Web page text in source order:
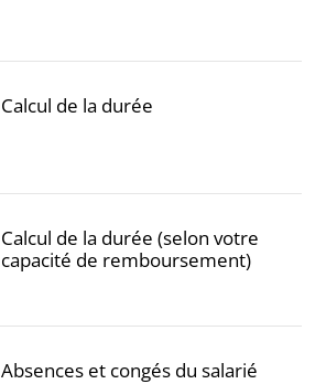
Calcul de la durée
Calcul de la durée (selon votre
capacité de remboursement)
Absences et congés du salarié